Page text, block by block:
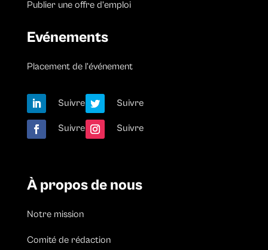
Publier une offre d’emploi
Evénements
Placement de l’événement
Suivre Suivre
Suivre Suivre
À propos de nous
Notre mission
Comité de rédaction